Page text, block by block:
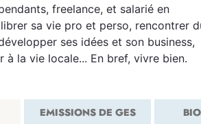
freelance, et salarié en
sa vie pro et perso, rencontrer
ses idées et son business,
à la vie locale... En bref, vivre bien.
EMISSIONS DE GES